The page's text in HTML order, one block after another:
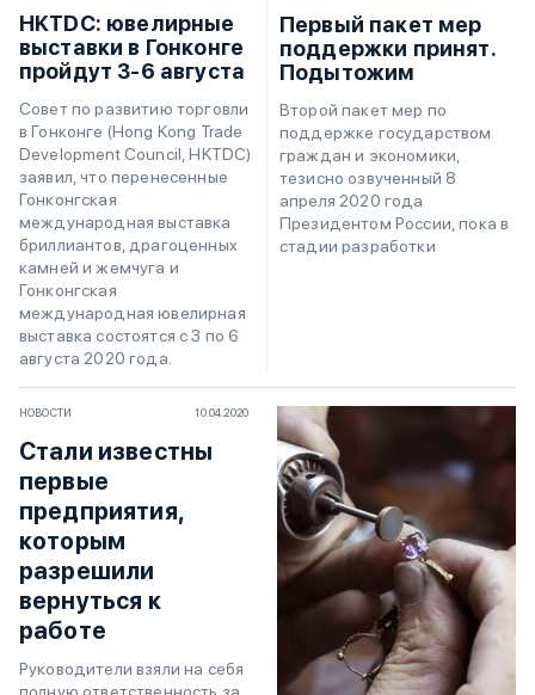
HKTDC: ювелирные
выставки в Гонконге
пройдут 3-6 августа
Совет по развитию торговли
в Гонконге (Hong Kong Trade
Development Council, HKTDC)
заявил, что перенесенные
Гонконгская
международная выставка
бриллиантов, драгоценных
камней и жемчуга и
Гонконгская
международная ювелирная
выставка состоятся с 3 по 6
августа 2020 года.
Первый пакет мер
поддержки принят.
Подытожим
Второй пакет мер по
поддержке государством
граждан и экономики,
тезисно озвученный 8
апреля 2020 года
Президентом России, пока в
стадии разработки
НОВОСТИ 10.04.2020
Стали известны
первые
предприятия,
которым
разрешили
вернуться к
работе
Руководители взяли на себя